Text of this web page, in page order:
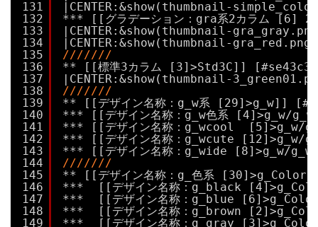
131
132
133
134
135
136
137
138
139
140
141
142
143
144
145
146
147
148
149
|CENTER:&show(thumbnail-
*** [[グラデーション：gra系2カラム [6]
|CENTER:&show(thumbnail-
|CENTER:&show(thumbnail-
///////
** [[標準3カラム [3]>Std3C]]
|CENTER:&show(thumbnail-
///////
** [[デザイン名称：g_w系 [29]>g_w]]
*** [[デザイン名称：g_w色系 [4]>g_w/
*** [[デザイン名称：g_wcool
*** [[デザイン名称：g_wcute [12]>g_w/
*** [[デザイン名称：g_wide [8]>g_w/
///////
** [[デザイン名称：g_色系
***  [[デザイン名称：g_black
***  [[デザイン名称：g_blue
***  [[デザイン名称：g_brown
***  [[デザイン名称：g_gray